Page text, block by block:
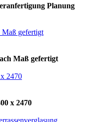
Planung
Maß gefertigt
x 2470